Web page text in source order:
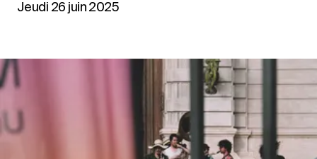
Jeudi 26 juin 2025